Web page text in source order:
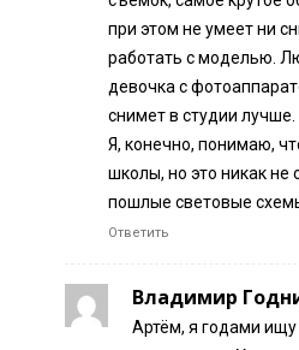
при этом не умеет ни
работать с моделью.
девочка с
снимет в студии лучше.
Я, конечно, понимаю,
школы, но это никак не
пошлые световые
Ответить
Владимир
Артём, я годами